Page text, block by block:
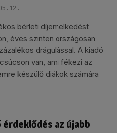
bérleti díjemelkedést
éves szinten országosan
drágulással. A kiadó
van, ami fékezi az
készülő diákok számára
érdeklődés az újabb